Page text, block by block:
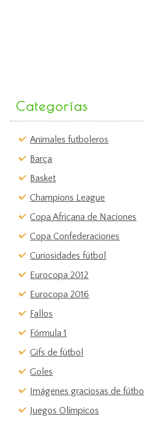
Categorías
Animales futboleros
Barça
Basket
Champions League
Copa Africana de Naciones
Copa Confederaciones
Curiosidades fútbol
Eurocopa 2012
Eurocopa 2016
Fallos
Fórmula 1
Gifs de fútbol
Goles
Imágenes graciosas de fútbol
Juegos Olímpicos